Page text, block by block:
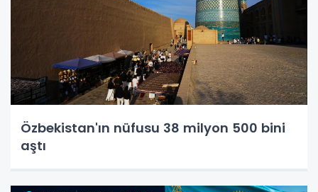
Özbekistan'ın nüfusu 38 milyon 500 bini
aştı